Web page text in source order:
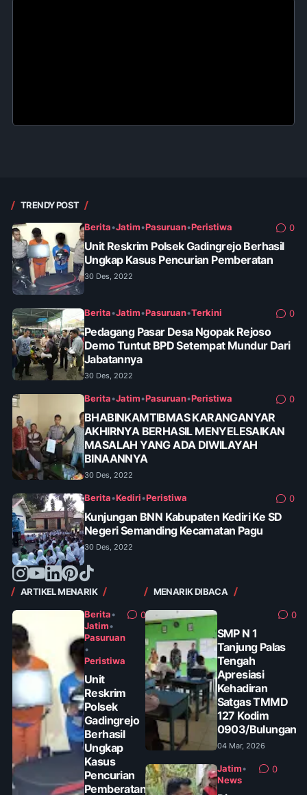
TRENDY POST
Berita•Jatim•Pasuruan•Peristiwa 0
Unit Reskrim Polsek Gadingrejo Berhasil
Ungkap Kasus Pencurian Pemberatan
30 Des, 2022
Berita•Jatim•Pasuruan•Terkini 0
Pedagang Pasar Desa Ngopak Rejoso
Demo Tuntut BPD Setempat Mundur Dari
Jabatannya
30 Des, 2022
Berita•Jatim•Pasuruan•Peristiwa 0
BHABINKAMTIBMAS KARANGANYAR
AKHIRNYA BERHASIL MENYELESAIKAN
MASALAH YANG ADA DIWILAYAH
BINAANNYA
30 Des, 2022
Berita•Kediri•Peristiwa 0
Kunjungan BNN Kabupaten Kediri Ke SD
Negeri Semanding Kecamatan Pagu
30 Des, 2022
ARTIKEL MENARIK
Berita•
Jatim•
Pasuruan
•
Peristiwa
0
Unit
Reskrim
Polsek
Gadingrejo
Berhasil
Ungkap
Kasus
Pencurian
Pemberatan
MENARIK DIBACA
0
SMP N 1
Tanjung Palas
Tengah
Apresiasi
Kehadiran
Satgas TMMD
127 Kodim
0903/Bulungan
04 Mar, 2026
Jatim•
News
0